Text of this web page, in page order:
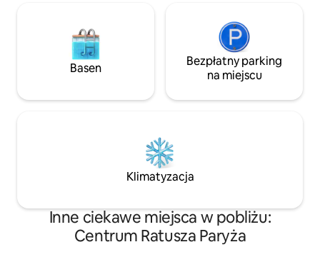
Basen
Bezpłatny parking
na miejscu
Klimatyzacja
Inne ciekawe miejsca w pobliżu:
Centrum Ratusza Paryża